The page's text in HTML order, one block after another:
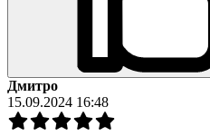
Дмитро
15.09.2024 16:48